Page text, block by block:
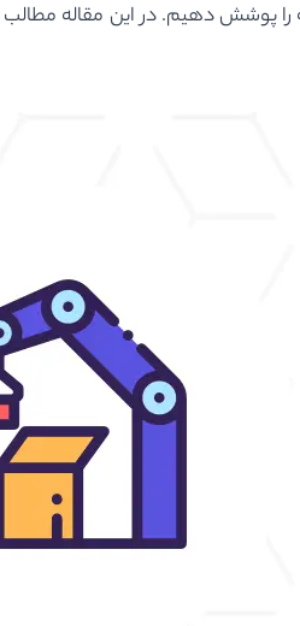
پوشش دهیم. در این مقاله